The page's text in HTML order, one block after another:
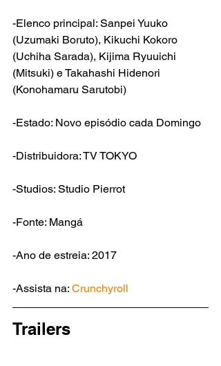
-Elenco principal: Sanpei Yuuko
(Uzumaki Boruto), Kikuchi Kokoro
(Uchiha Sarada), Kijima Ryuuichi
(Mitsuki) e Takahashi Hidenori
(Konohamaru Sarutobi)
-Estado: Novo episódio cada Domingo
-Distribuidora: TV TOKYO
-Studios: Studio Pierrot
-Fonte: Mangá
-Ano de estreia: 2017
-Assista na: Crunchyroll
Trailers